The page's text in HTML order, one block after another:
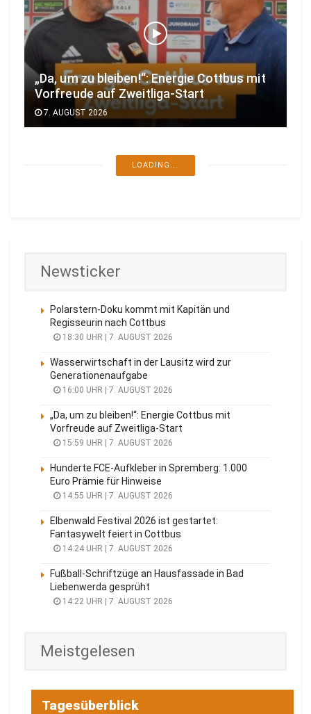
„Da, um zu bleiben!“: Energie Cottbus mit
Vorfreude auf Zweitliga-Start
7. AUGUST 2026
LOADING...
Newsticker
Polarstern-Doku kommt mit Kapitän und
Regisseurin nach Cottbus
18:30 UHR | 7. AUGUST 2026
Wasserwirtschaft in der Lausitz wird zur
Generationenaufgabe
16:00 UHR | 7. AUGUST 2026
„Da, um zu bleiben!“: Energie Cottbus mit
Vorfreude auf Zweitliga-Start
15:59 UHR | 7. AUGUST 2026
Hunderte FCE-Aufkleber in Spremberg: 1.000
Euro Prämie für Hinweise
14:55 UHR | 7. AUGUST 2026
Elbenwald Festival 2026 ist gestartet:
Fantasywelt feiert in Cottbus
14:24 UHR | 7. AUGUST 2026
Fußball-Schriftzüge an Hausfassade in Bad
Liebenwerda gesprüht
14:22 UHR | 7. AUGUST 2026
Meistgelesen
Tagesüberblick